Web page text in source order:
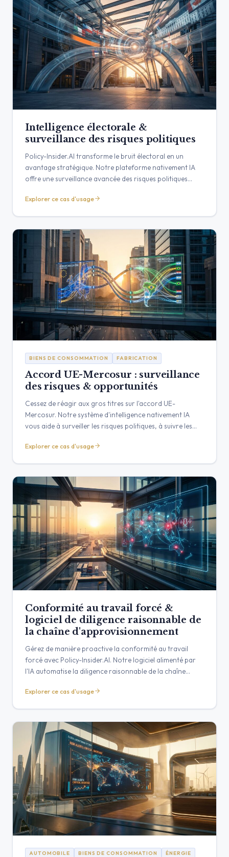
Intelligence électorale &
surveillance des risques politiques
Policy-Insider.AI transforme le bruit électoral en un
avantage stratégique. Notre plateforme nativement IA
offre une surveillance avancée des risques politiques
et à protéger vos intérêts.
Explorer ce cas d'usage
BIENS DE CONSOMMATION FABRICATION
Accord UE-Mercosur : surveillance
des risques & opportunités
Cessez de réagir aux gros titres sur l'accord UE-
Mercosur. Notre système d'intelligence nativement IA
vous aide à surveiller les risques politiques, à suivre les
du paysage des parties prenantes pour protéger votre
Explorer ce cas d'usage
Conformité au travail forcé &
logiciel de diligence raisonnable de
la chaîne d'approvisionnement
Gérez de manière proactive la conformité au travail
forcé avec Policy-Insider.AI. Notre logiciel alimenté par
l'IA automatise la diligence raisonnable de la chaîne
mondiaux en intelligence exploitable et vérifiable.
Explorer ce cas d'usage
AUTOMOBILE BIENS DE CONSOMMATION ÉNERGIE